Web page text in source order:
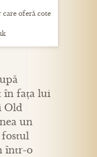
oferă cote
în fața lui
Old
un
într-o